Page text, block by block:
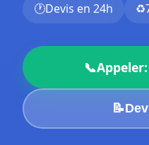
🕐Devis en 24h ♻️
📞
📝